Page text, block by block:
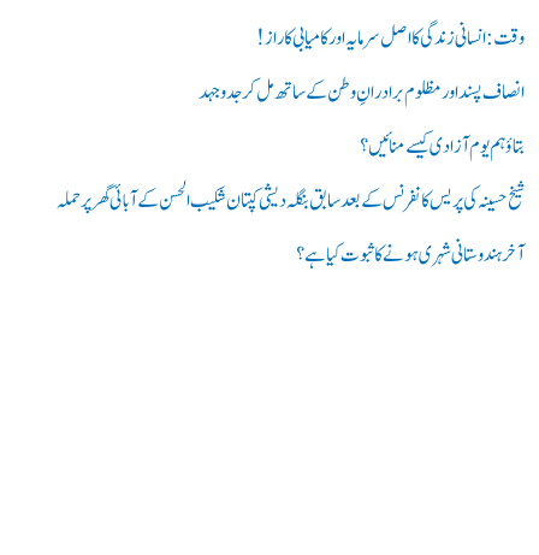
ر
ی
ں
:
وقت: انسانی زندگی کا اصل سرمایہ اور کامیابی کا راز !
انصاف پسند اور مظلوم برادرانِ وطن کے ساتھ مل کر جدوجہد
بتاؤ ہم یوم آزادی کیسے منائیں؟
شیخ حسینہ کی پریس کانفرنس کے بعد سابق بنگلہ دیشی کپتان شکیب الحسن کے آبائی گھر پر حملہ
آخر ہندوستانی شہری ہونے کا ثبوت کیا ہے؟